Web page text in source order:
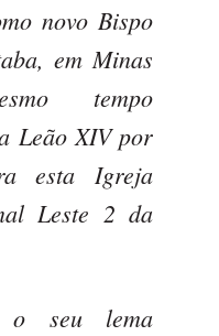
novo Bispo
em Minas
tempo
Leão XIV por
esta Igreja
Leste 2 da
o seu lema